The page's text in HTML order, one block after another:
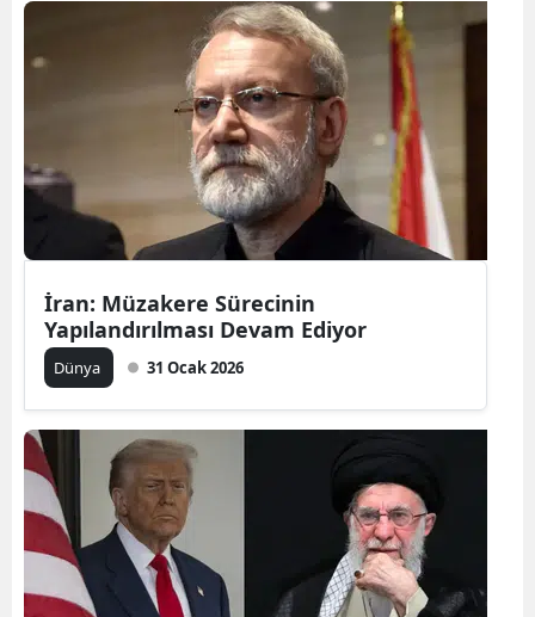
İran: Müzakere Sürecinin
Yapılandırılması Devam Ediyor
Dünya 31 Ocak 2026